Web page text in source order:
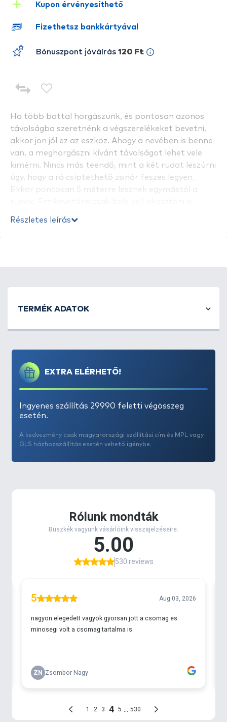
Ha több bottal horgászunk, és pontosan azonos
távolságba szeretnénk a végszerelékeket bevetni,
akkor jön jól ez az eszköz. Ahogy a nevében is benne
van, a meghorgászni kívánt távolságot lehet vele
kimérni. Nincs más teendő, mint a két rudat leszúrni
úgy, hogy a rá csíptethető zsinór feszes legyen.
Ekkor pontosan 5 méterre lesznek egymástól a
Részletes leírás
Kupon érvényesíthető
Fizethetsz bankkártyával
Bónuszpont jóváírás 120 Ft
EXTRA ELÉRHETŐ!
Ingyenes szállítás 29990 feletti végösszeg
esetén.
A kedvezmény csak magyarországi szállítási cím és MPL vagy
GLS házhozszállítás esetén vehető igénybe.
TERMÉK ADATOK